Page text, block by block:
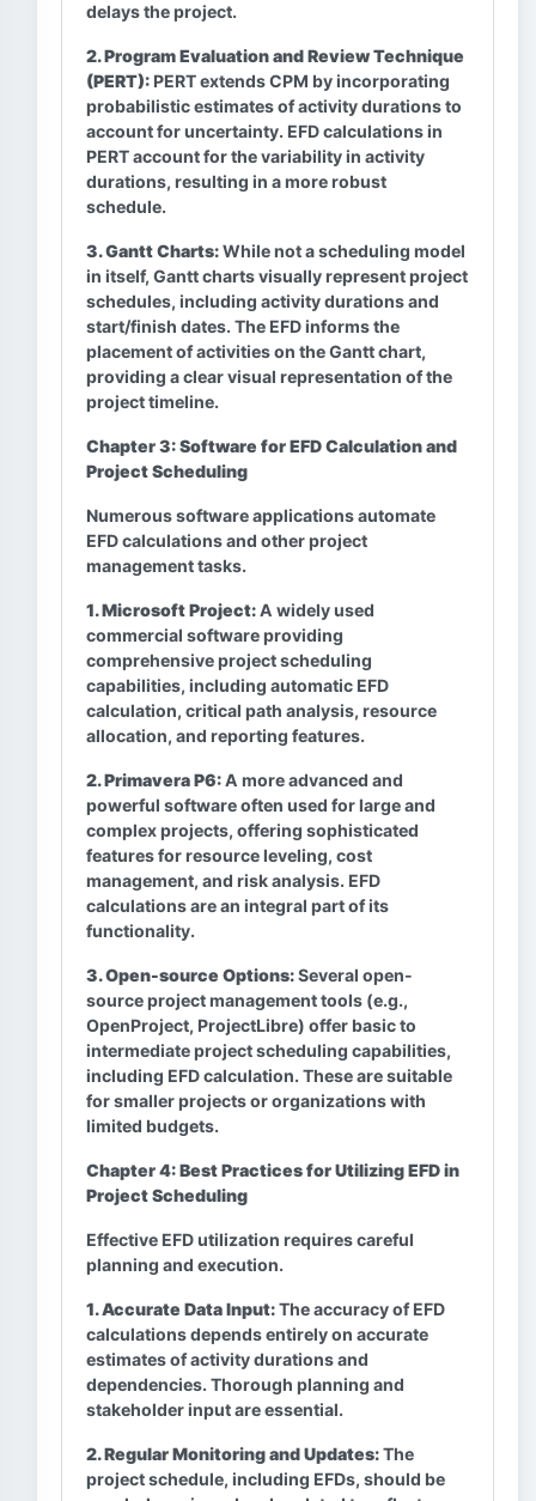
delays the project.
2. Program Evaluation and Review Technique
(PERT): PERT extends CPM by incorporating
probabilistic estimates of activity durations to
account for uncertainty. EFD calculations in
PERT account for the variability in activity
durations, resulting in a more robust
schedule.
3. Gantt Charts:While not a scheduling model
in itself, Gantt charts visually represent project
schedules, including activity durations and
start/finish dates. The EFD informs the
placement of activities on the Gantt chart,
providing a clear visual representation of the
project timeline.
Chapter 3: Software for EFD Calculation and
Project Scheduling
Numerous software applications automate
EFD calculations and other project
management tasks.
1. Microsoft Project:A widely used
commercial software providing
comprehensive project scheduling
capabilities, including automatic EFD
calculation, critical path analysis, resource
allocation, and reporting features.
2. Primavera P6:A more advanced and
powerful software often used for large and
complex projects, offering sophisticated
features for resource leveling, cost
management, and risk analysis. EFD
calculations are an integral part of its
functionality.
3. Open-source Options:Several open-
source project management tools (e.g.,
OpenProject, ProjectLibre) offer basic to
intermediate project scheduling capabilities,
including EFD calculation. These are suitable
for smaller projects or organizations with
limited budgets.
Chapter 4: Best Practices for Utilizing EFD in
Project Scheduling
Effective EFD utilization requires careful
planning and execution.
1. Accurate Data Input:The accuracy of EFD
calculations depends entirely on accurate
estimates of activity durations and
dependencies. Thorough planning and
stakeholder input are essential.
2. Regular Monitoring and Updates:The
project schedule, including EFDs, should be